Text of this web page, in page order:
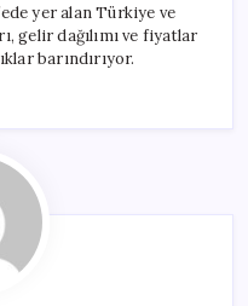
yer alan Türkiye ve
gelir dağılımı ve fiyatlar
barındırıyor.